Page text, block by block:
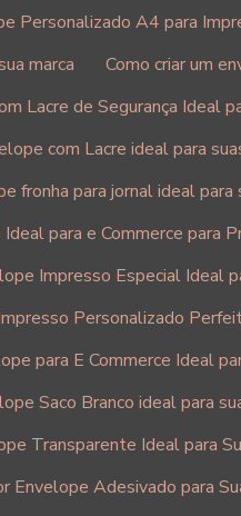
Personalizado A4 para
marca
Como criar um
Lacre de Segurança Ideal
com Lacre ideal para
fronha para jornal ideal para
para e Commerce para
Impresso Especial Ideal
Personalizado
para E Commerce Ideal
Saco Branco ideal para
Transparente Ideal para
Envelope Adesivado para